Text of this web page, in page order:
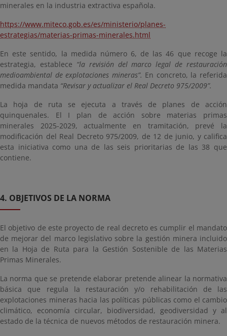
minerales en la industria extractiva española.
https://www.miteco.gob.es/es/ministerio/planes-
estrategias/materias-primas-minerales.html
En este sentido, la medida número 6, de las 46 que recoge la
estrategia, establece “la revisión del marco legal de restauración
medioambiental de explotaciones mineras”. En concreto, la referida
medida mandata “Revisar y actualizar el Real Decreto 975/2009”.
La hoja de ruta se ejecuta a través de planes de acción
quinquenales. El I plan de acción sobre materias primas
minerales 2025-2029, actualmente en tramitación, prevé la
modificación del Real Decreto 975/2009, de 12 de junio, y califica
esta iniciativa como una de las seis prioritarias de las 38 que
contiene.
4. OBJETIVOS DE LA NORMA
El objetivo de este proyecto de real decreto es cumplir el mandato
de mejorar del marco legislativo sobre la gestión minera incluido
en la Hoja de Ruta para la Gestión Sostenible de las Materias
Primas Minerales.
La norma que se pretende elaborar pretende alinear la normativa
básica que regula la restauración y/o rehabilitación de las
explotaciones mineras hacia las políticas públicas como el cambio
climático, economía circular, biodiversidad, geodiversidad y al
estado de la técnica de nuevos métodos de restauración minera.